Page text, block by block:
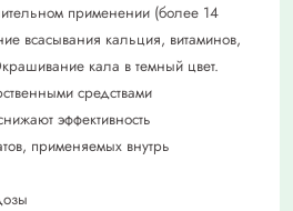
применении (более 14
всасывания кальция, витаминов,
кала в темный цвет.
средствами
эффективность
применяемых внутрь